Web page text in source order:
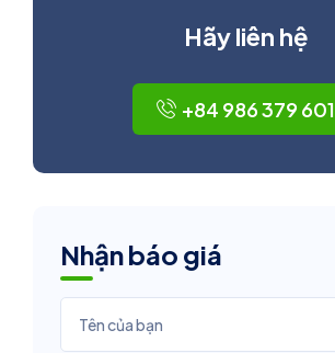
Hãy liên hệ
+84 986 379 601
Nhận báo giá